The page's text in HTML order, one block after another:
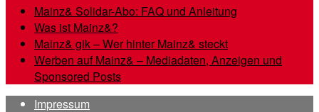
Mainz& Solidar-Abo: FAQ und Anleitung
Was ist Mainz&?
Mainz& gik – Wer hinter Mainz& steckt
Werben auf Mainz& – Mediadaten, Anzeigen und
Sponsored Posts
Impressum